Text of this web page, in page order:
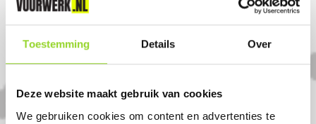
Toestemming Details Over
Deze website maakt gebruik van cookies
We gebruiken cookies om content en advertenties te
09.00u tot 16.00u
Komt u uit Nunhem?
Koop uw vuurwerk dan bij Boerenbond
Neer in Neer. U bent van harte welkom! U